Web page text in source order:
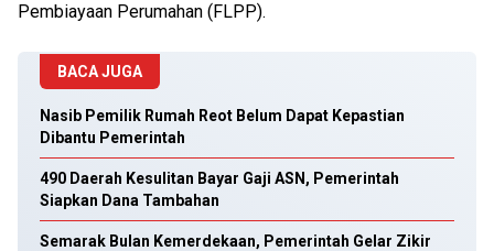
Pembiayaan Perumahan (FLPP).
BACA JUGA
Nasib Pemilik Rumah Reot Belum Dapat Kepastian
Dibantu Pemerintah
490 Daerah Kesulitan Bayar Gaji ASN, Pemerintah
Siapkan Dana Tambahan
Semarak Bulan Kemerdekaan, Pemerintah Gelar Zikir